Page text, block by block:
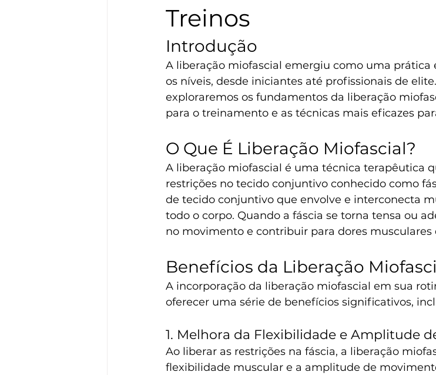
Treinos
Introdução
A liberação miofascial emergiu como uma prática
os níveis, desde iniciantes até profissionais de
exploraremos os fundamentos da liberação
para o treinamento e as técnicas mais eficazes
O Que É Liberação Miofascial?
A liberação miofascial é uma técnica terapêutica
restrições no tecido conjuntivo conhecido como
de tecido conjuntivo que envolve e interconecta
todo o corpo. Quando a fáscia se torna tensa ou
no movimento e contribuir para dores musculares
Benefícios da Liberação
A incorporação da liberação miofascial em sua
oferecer uma série de benefícios significativos,
1. Melhora da Flexibilidade e Amplitude
Ao liberar as restrições na fáscia, a liberação
flexibilidade muscular e a amplitude de